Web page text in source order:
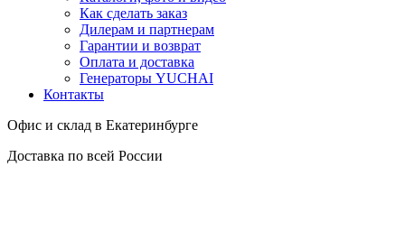
Как сделать заказ
Дилерам и партнерам
Гарантии и возврат
Оплата и доставка
Генераторы YUCHAI
Контакты
Офис и склад в Екатеринбурге
Доставка по всей России